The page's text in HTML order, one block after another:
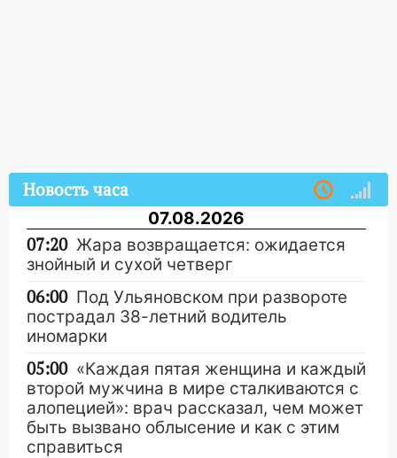
Новость часа
07.08.2026
07:20 Жара возвращается: ожидается
знойный и сухой четверг
06:00 Под Ульяновском при развороте
пострадал 38-летний водитель
иномарки
05:00 «Каждая пятая женщина и каждый
второй мужчина в мире сталкиваются с
алопецией»: врач рассказал, чем может
быть вызвано облысение и как с этим
справиться